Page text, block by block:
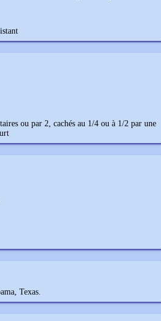
ou par 2, cachés au 1/4 ou à 1/2 par une
Texas.